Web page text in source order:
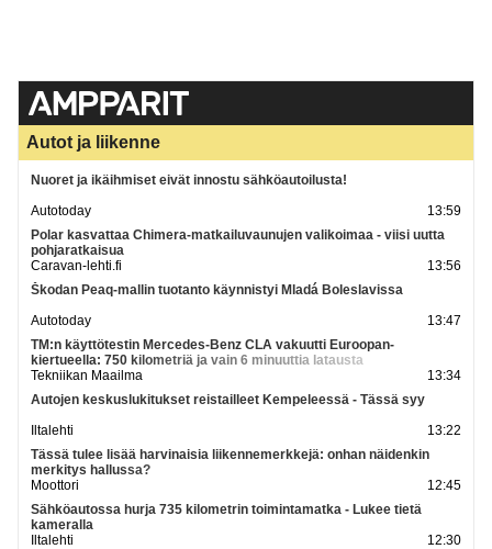
Autot ja liikenne
Nuoret ja ikäihmiset eivät innostu sähköautoilusta!
Autotoday
13:59
Polar kasvattaa Chimera-matkailuvaunujen valikoimaa - viisi uutta
pohjaratkaisua
Caravan-lehti.fi
13:56
Škodan Peaq-mallin tuotanto käynnistyi Mladá Boleslavissa
Autotoday
13:47
TM:n käyttötestin Mercedes-Benz CLA vakuutti Euroopan-
kiertueella: 750 kilometriä ja vain 6 minuuttia latausta
Tekniikan Maailma
13:34
Autojen keskuslukitukset reistailleet Kempeleessä - Tässä syy
Iltalehti
13:22
Tässä tulee lisää harvinaisia liikennemerkkejä: onhan näidenkin
merkitys hallussa?
Moottori
12:45
Sähköautossa hurja 735 kilometrin toimintamatka - Lukee tietä
kameralla
Iltalehti
12:30